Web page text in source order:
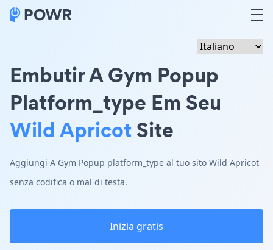
Embutir A Gym Popup
Platform_type Em Seu
Wild ApricotSite
Aggiungi A Gym Popup platform_type al tuo sito Wild Apricot
senza codifica o mal di testa.
Inizia gratis